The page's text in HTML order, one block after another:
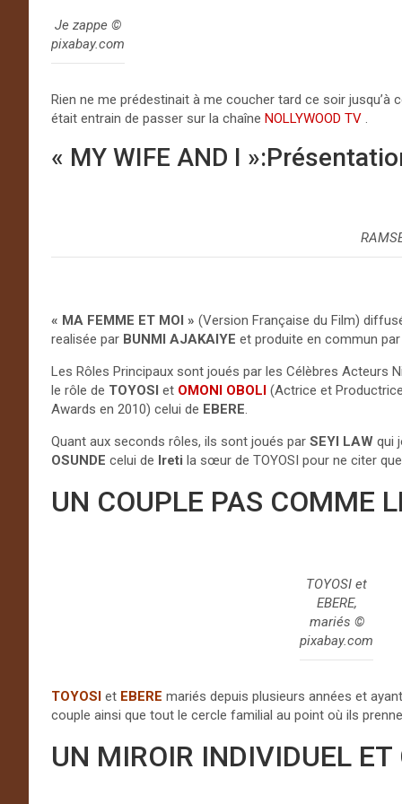
Je zappe ©
pixabay.com
Rien ne me prédestinait à me coucher tard ce soir
était entrain de passer sur la chaîne NOLLYWOOD TV .
« MY WIFE AND I
« MA FEMME ET MOI » (Version Française du Film)
realisée par BUNMI AJAKAIYE et produite en commun
Les Rôles Principaux sont joués par les Célèbres Acteurs
le rôle de TOYOSI et OMONI OBOLI (Actrice et
Awards en 2010) celui de EBERE.
Quant aux seconds rôles, ils sont joués par SEYI LAW qui
OSUNDE celui de Ireti la sœur de TOYOSI pour ne citer
UN COUPLE PAS COMME
TOYOSI et
EBERE,
mariés ©
pixabay.com
TOYOSI et EBERE mariés depuis plusieurs années et
couple ainsi que tout le cercle familial au point où ils
UN MIROIR INDIVIDUEL ET